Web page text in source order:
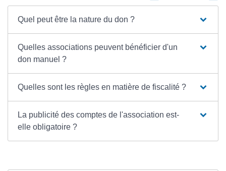
Quel peut être la nature du don ?
Quelles associations peuvent bénéficier d'un
don manuel ?
Quelles sont les règles en matière de fiscalité ?
La publicité des comptes de l'association est-
elle obligatoire ?